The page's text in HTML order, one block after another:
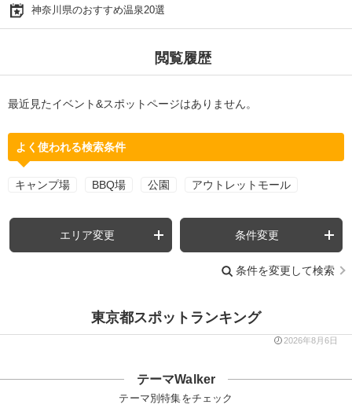
神奈川県のおすすめ温泉20選
閲覧履歴
最近見たイベント&スポットページはありません。
よく使われる検索条件
キャンプ場 BBQ場 公園 アウトレットモール
エリア変更 条件変更
条件を変更して検索
東京都スポットランキング
2026年8月6日
テーマWalker
テーマ別特集をチェック